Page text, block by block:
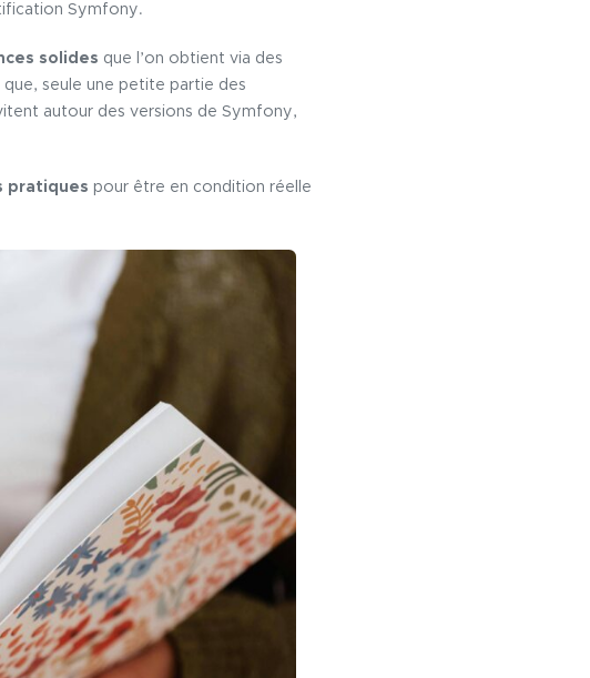
Symfony.
solides que l’on obtient via des
que, seule une petite partie des
autour des versions de Symfony,
pratiques pour être en condition réelle